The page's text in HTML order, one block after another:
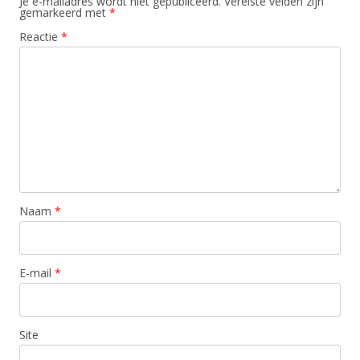
gemarkeerd met *
Reactie *
Naam *
E-mail *
Site